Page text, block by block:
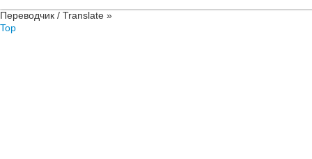
Переводчик / Translate »
Top